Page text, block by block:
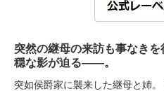
突然の継母の来訪も事なき
穏な影が迫る――。
突如侯爵家に襲来した継母と姉